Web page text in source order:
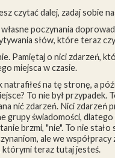
czytać dalej, zadaj sobie
poczynania
słów, które teraz
Pamiętaj o nici zdarzeń,
miejsca w czasie.
natrafiłeś na tę stronę, a
To nie był przypadek.
nić zdarzeń. Nici zdarzeń
grupy świadomości,
brzmi, "nie". To nie stało
ale we
którymi teraz tutaj jesteś.